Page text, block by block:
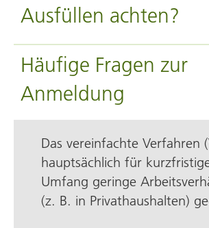
Ausfüllen achten?
Häufige Fragen zur
Anmeldung
Das vereinfachte Verfahren
haupt­sächlich für
Umfang geringe
(z. B. in Privat­haushalten)